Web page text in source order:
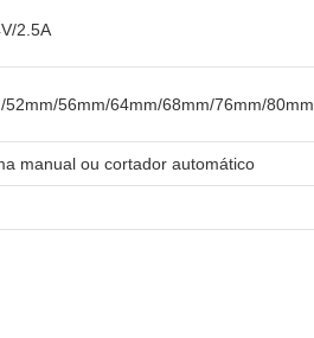
2.5A
52mm/56mm/64mm/68mm/76mm/80mm
manual ou cortador automático